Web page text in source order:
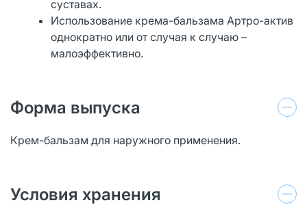
суставах.
Использование крема-бальзама Артро-актив
однократно или от случая к случаю –
малоэффективно.
Форма выпуска
Крем-бальзам для наружного применения.
Условия хранения